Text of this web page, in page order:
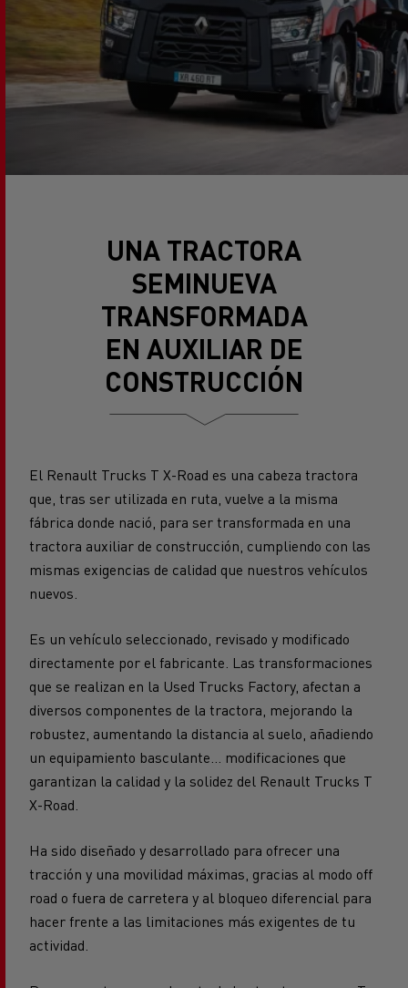
SEMINUEVA
TRANSFORMADA
EN AUXILIAR DE
CONSTRUCCIÓN
fábrica donde nació, para ser transformada en una
tractora auxiliar de construcción, cumpliendo con las
mismas exigencias de calidad que nuestros vehículos
nuevos.
Es un vehículo seleccionado, revisado y modificado
que se realizan en la Used Trucks Factory, afectan a
diversos componentes de la tractora, mejorando la
robustez, aumentando la distancia al suelo, añadiendo
un equipamiento basculante… modificaciones que
garantizan la calidad y la solidez del Renault Trucks T
X-Road.
Ha sido diseñado y desarrollado para ofrecer una
road o fuera de carretera y al bloqueo diferencial para
hacer frente a las limitaciones más exigentes de tu
actividad.
Por supuesto, como el resto de las tractoras gama T,